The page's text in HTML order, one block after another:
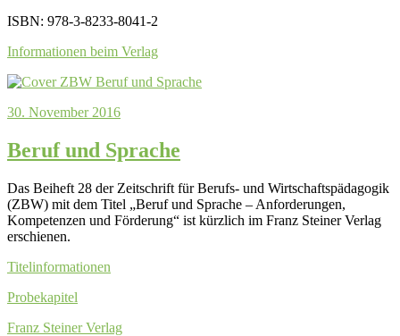
ISBN: 978-3-8233-8041-2
Informationen beim Verlag
30. November 2016
Beruf und Sprache
Das Beiheft 28 der Zeitschrift für Berufs- und Wirtschaftspädagogik
(ZBW) mit dem Titel „Beruf und Sprache – Anforderungen,
Kompetenzen und Förderung“ ist kürzlich im Franz Steiner Verlag
erschienen.
Titelinformationen
Probekapitel
Franz Steiner Verlag